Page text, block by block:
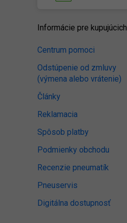
Informácie pre kupujúcich
Centrum pomoci
Odstúpenie od zmluvy
(výmena alebo vrátenie)
Články
Reklamacia
Spôsob platby
Podmienky obchodu
Recenzie pneumatík
Pneuservis
Digitálna dostupnosť